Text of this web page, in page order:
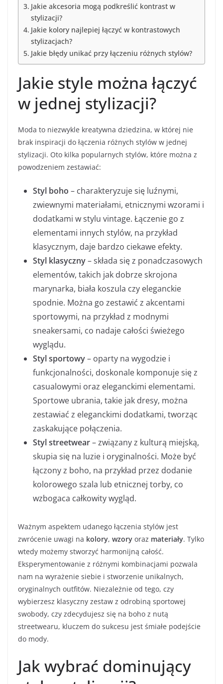
Jakie akcesoria mogą podkreślić kontrast w
stylizacji?
Jakie kolory najlepiej łączyć w kontrastowych
stylizacjach?
Jakie błędy unikać przy łączeniu różnych stylów?
Jakie style można łączyć
w jednej stylizacji?
Moda to niezwykle kreatywna dziedzina, w której nie
brak inspiracji do łączenia różnych stylów w jednej
stylizacji. Oto kilka popularnych stylów, które można z
powodzeniem zestawiać:
Styl boho – charakteryzuje się luźnymi,
zwiewnymi materiałami, etnicznymi wzorami i
dodatkami w stylu vintage. Łączenie go z
elementami innych stylów, na przykład
klasycznym, daje bardzo ciekawe efekty.
Styl klasyczny– składa się z ponadczasowych
elementów, takich jak dobrze skrojona
marynarka, biała koszula czy eleganckie
spodnie. Można go zestawić z akcentami
sportowymi, na przykład z modnymi
sneakersami, co nadaje całości świeżego
wyglądu.
Styl sportowy– oparty na wygodzie i
funkcjonalności, doskonale komponuje się z
casualowymi oraz eleganckimi elementami.
Sportowe ubrania, takie jak dresy, można
zestawiać z eleganckimi dodatkami, tworząc
zaskakujące połączenia.
Styl streetwear– związany z kulturą miejską,
skupia się na luzie i oryginalności. Może być
łączony z boho, na przykład przez dodanie
kolorowego szala lub etnicznej torby, co
wzbogaca całkowity wygląd.
Ważnym aspektem udanego łączenia stylów jest
zwrócenie uwagi na kolory, wzory oraz materiały. Tylko
wtedy możemy stworzyć harmonijną całość.
Eksperymentowanie z różnymi kombinacjami pozwala
nam na wyrażenie siebie i stworzenie unikalnych,
oryginalnych outfitów. Niezależnie od tego, czy
wybierzesz klasyczny zestaw z odrobiną sportowej
swobody, czy zdecydujesz się na boho z nutą
streetwearu, kluczem do sukcesu jest śmiałe podejście
do mody.
Jak wybrać dominujący